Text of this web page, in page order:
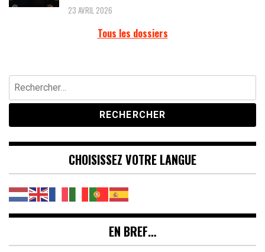
23 AVRIL 2026
Tous les dossiers
Rechercher :
CHOISISSEZ VOTRE LANGUE
EN BREF…